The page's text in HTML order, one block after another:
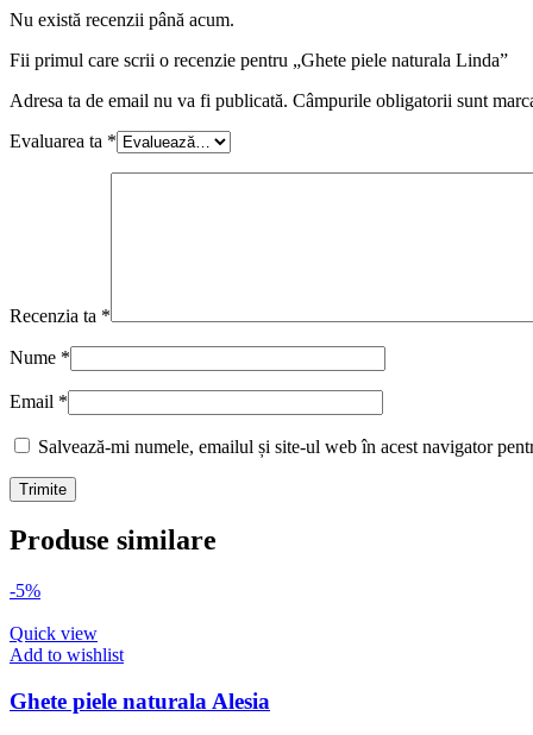
Nu există recenzii până acum.
Fii primul care scrii o recenzie pentru „Ghete piele naturala Linda”
Adresa ta de email nu va fi publicată. Câmpurile obligatorii sunt
Evaluarea ta *
Recenzia ta *
Nume *
Email *
Salvează-mi numele, emailul și site-ul web în acest navigator
Produse similare
-5%
Quick view
Add to wishlist
Ghete piele naturala Alesia